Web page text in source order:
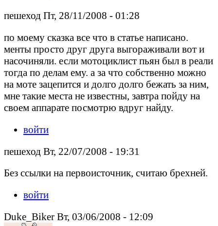
пешеход Пт, 28/11/2008 - 01:28
по моему сказка все что в статье написано.
менты просто друг друга выгораживали вот и
насочиняли. если мотоциклист пьян был в реали
тогда по делам ему. а за что собственно можно
на моте зацепится и долго долго бежать за ним,
мне такие места не известны, завтра пойду на
своем аппарате посмотрю вдруг найду.
войти
пешеход Вт, 22/07/2008 - 19:31
Без ссылки на первоисточник, считаю брехней.
войти
Duke_Biker Вт, 03/06/2008 - 12:09